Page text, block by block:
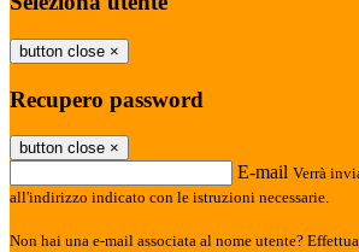
button close ×
Recupero password
button close ×
E-mail Verrà
all'indirizzo indicato con le istruzioni necessarie.
Non hai una e-mail associata al nome utente?